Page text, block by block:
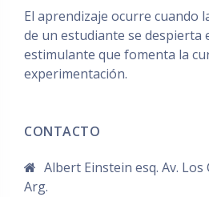
El aprendizaje ocurre cuando
de un estudiante se despierta
estimulante que fomenta la
experimentación.
CONTACTO
Albert Einstein esq. Av. Los
Arg.